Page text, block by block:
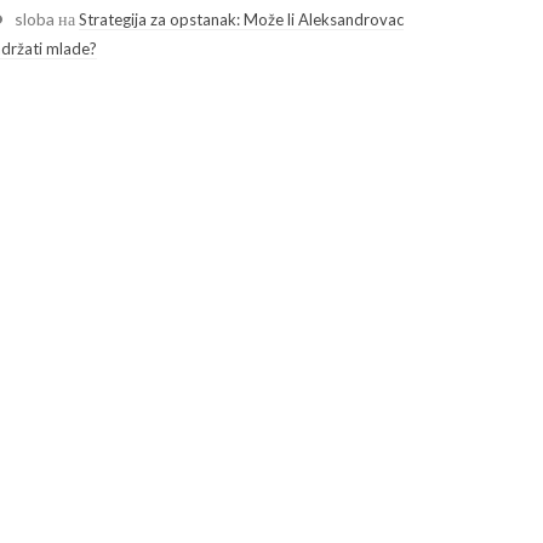
sloba наStrategija za opstanak: Može li Aleksandrovac
mlade?